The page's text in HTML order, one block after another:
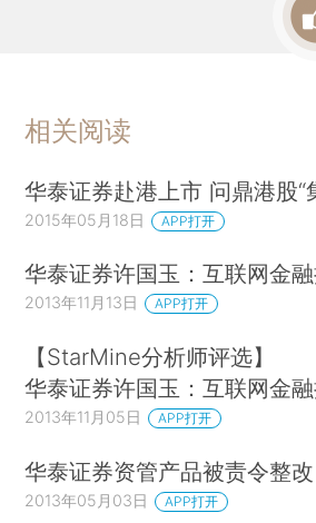
相关阅读
华泰证券赴港上市 问鼎港股“
2015年05月18日 APP打开
华泰证券许国玉：互联网金
2013年11月13日 APP打开
【StarMine分析师评选】
华泰证券许国玉：互联网金
2013年11月05日 APP打开
华泰证券资管产品被责令整改
2013年05月03日 APP打开